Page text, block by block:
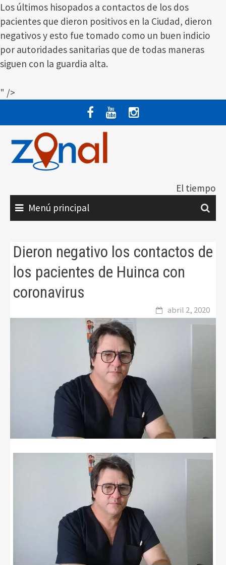
Los últimos hisopados a contactos de los dos
pacientes que dieron positivos en la Ciudad, dieron
negativos y esto fue tomado como un buen indicio
por autoridades sanitarias que de todas maneras
siguen con la guardia alta.
" />
contenido
El tiempo
Menú principal
Dieron negativo los contactos de
los pacientes de Huinca con
coronavirus
abril 2, 2020